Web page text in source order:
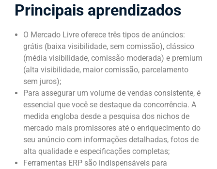
Principais aprendizados
O Mercado Livre oferece três tipos de anúncios:
grátis (baixa visibilidade, sem comissão), clássico
(média visibilidade, comissão moderada) e premium
(alta visibilidade, maior comissão, parcelamento
sem juros);
Para assegurar um volume de vendas consistente, é
essencial que você se destaque da concorrência. A
medida engloba desde a pesquisa dos nichos de
mercado mais promissores até o enriquecimento do
seu anúncio com informações detalhadas, fotos de
alta qualidade e especificações completas;
Ferramentas ERP são indispensáveis para